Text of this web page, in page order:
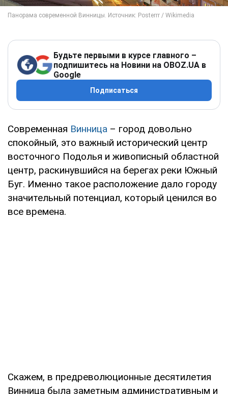
Будьте первыми в курсе главного –
подпишитесь на Новини на OBOZ.UA в
Google
Подписаться
Современная Винница – город довольно
спокойный, это важный исторический центр
восточного Подолья и живописный областной
центр, раскинувшийся на берегах реки Южный
Буг. Именно такое расположение дало городу
значительный потенциал, который ценился во
все времена.
Скажем, в предреволюционные десятилетия
Винница была заметным административным и